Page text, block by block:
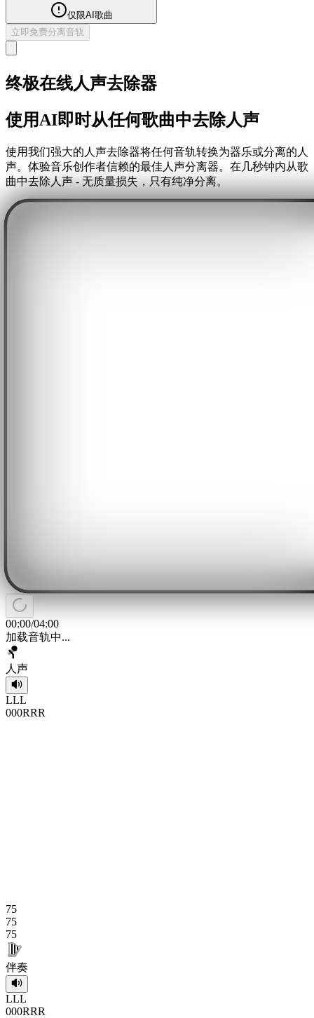
仅限AI歌曲
立即免费分离音轨
终极在线人声去除器
使用AI即时从任何歌曲中去除人声
使用我们强大的人声去除器将任何音轨转换为器乐或分离的人
声。体验音乐创作者信赖的最佳人声分离器。在几秒钟内从歌
曲中去除人声 - 无质量损失，只有纯净分离。
00:00/04:00
加载音轨中...
人声
LLL
000RRR
75
75
75
伴奏
LLL
000RRR